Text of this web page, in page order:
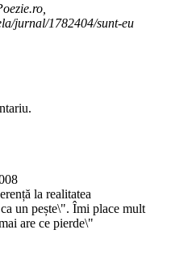
jurnal/1782404/sunt-eu
la realitatea
un pește\". Îmi place mult
are ce pierde\"